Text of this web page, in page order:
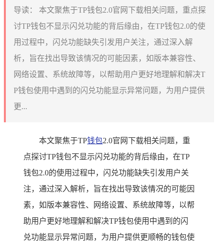
导读：
本文聚焦于TP钱包2.0官网下载相关问题，重点探
讨TP钱包不显示闪兑功能的背后缘由，在TP钱包2.0的使
用过程中，闪兑功能缺失引发用户关注，通过深入解
析，旨在找出导致该情况的可能因素，如版本兼容性、
网络设置、系统故障等，以帮助用户更好地理解和解决T
P钱包使用中遇到的闪兑功能显示异常问题，为用户提供
更...
本文聚焦于TP钱包2.0官网下载相关问题，重
点探讨TP钱包不显示闪兑功能的背后缘由，在TP
钱包2.0的使用过程中，闪兑功能缺失引发用户关
注，通过深入解析，旨在找出导致该情况的可能因
素，如版本兼容性、网络设置、系统故障等，以帮
助用户更好地理解和解决TP钱包使用中遇到的闪
兑功能显示异常问题，为用户提供更顺畅的钱包使